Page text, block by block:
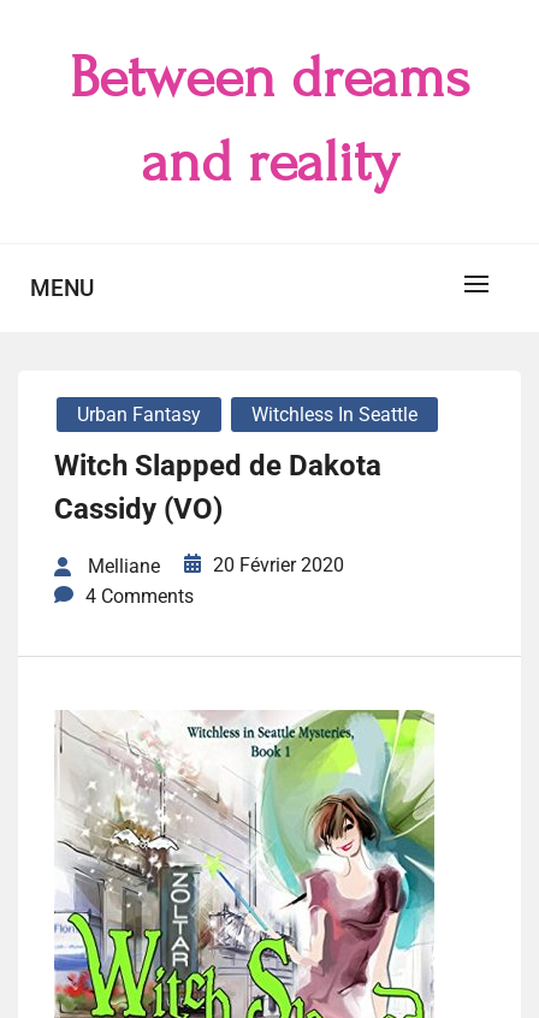
Between dreams
and reality
MENU
Urban Fantasy Witchless In Seattle
Witch Slapped de Dakota
Cassidy (VO)
Melliane
20 Février 2020
4 Comments